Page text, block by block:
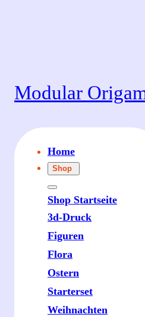
Modular
Home
Shop
Shop Startseite
3d-Druck
Figuren
Flora
Ostern
Starterset
Weihnachten